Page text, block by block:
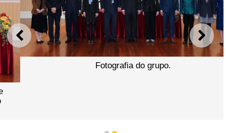
ANTERIOR
Fotografia do grupo.